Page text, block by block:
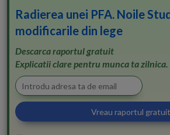
Radierea unei PFA. Noile
modificarile din lege
Descarca raportul gratuit
Explicatii clare pentru munca ta zilnica.